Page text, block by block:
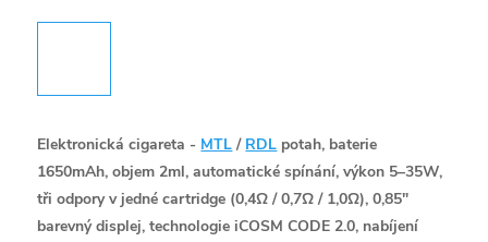
Elektronická cigareta - MTL / RDL potah, baterie
1650mAh, objem 2ml, automatické spínání, výkon 5–35W,
tři odpory v jedné cartridge (0,4Ω / 0,7Ω / 1,0Ω), 0,85"
barevný displej, technologie iCOSM CODE 2.0, nabíjení